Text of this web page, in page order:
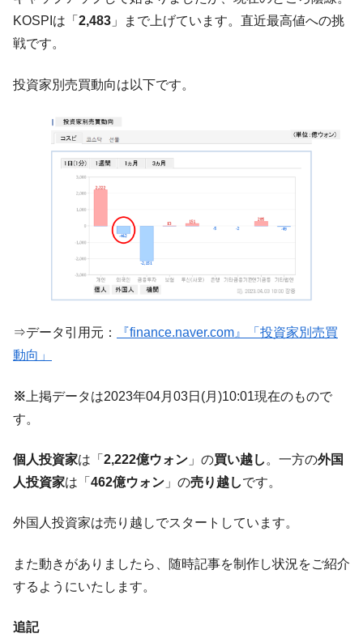
ン』1人当たり賠償10万ウォンを認定 ⇒ 総額3兆7,000億
『Money1』
「KDDX」1番艦、2032年竣工と公示
に韓国がいっちょがみしたのでは。
『Money1』
韓国政府『BYD』車への補助金を全廃 ⇒ 実
は韓国で『BYD』車は売れている。6カ月で対前年同期比
『Money1』
在韓米国大使スティールが着韓！⇒ さっそ
く空港に詰めかけ「出て行け！」「極右勢力」のプラカー
ドを掲げる「在韓反米勢力」
『Money1』
韓国政府「2035年までに18.4GW規模のAIデ
ータセンター整備」⇒ だから無理だってば。
ほぼ終わった」
ャンペーン」⇒ あの名物教授も登場！
『Money1』
韓国「橋が落ちました」⇒ 耐久性「なさす
ぎ」では。
営業利益80.2％も減少
にぶん殴る法案」提出！⇒ クーパン問題は合衆国企業に対
する差別。許してはおかぬ
他人事のような発言。
KOSPIは「 2,483 」まで上げています。直近最高値への挑
戦です。
投資家別売買動向は以下です。
⇒データ引用元：
『finance.naver.com』「投資家別売買
動向」
※ 上掲データは2023年04月03日(月)10:01現在のもので
す。
個人投資家は「 2,222億ウォン 」の買い越し 。一方の外国
人投資家は「 462億ウォン 」の売り越しです。
外国人投資家は売り越しでスタートしています。
また動きがありましたら、随時記事を制作し状況をご紹介
するようにいたします。
追記